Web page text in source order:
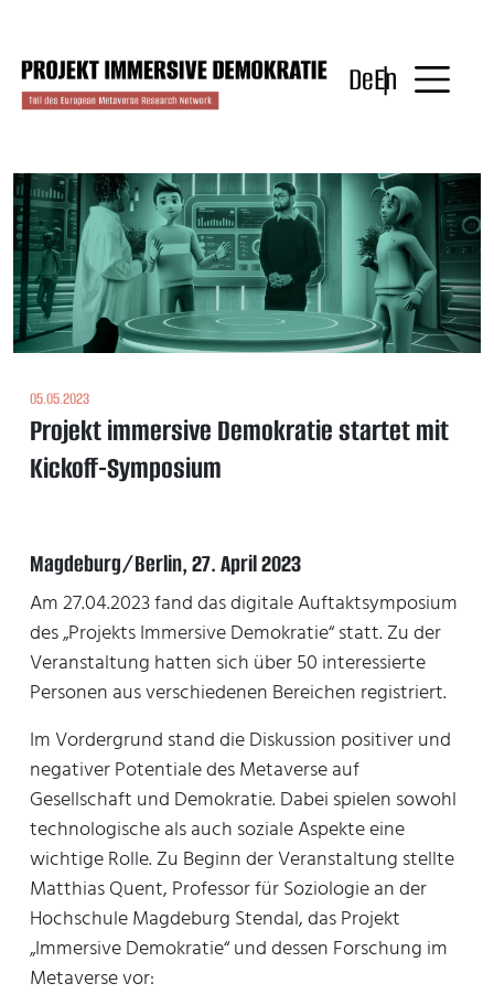
content
DeEn
05.05.2023
Projekt immersive Demokratie startet mit
Kickoff-Symposium
Magdeburg/Berlin, 27. April 2023
Am 27.04.2023 fand das digitale Auftaktsymposium
des „Projekts Immersive Demokratie“ statt. Zu der
Veranstaltung hatten sich über 50 interessierte
Personen aus verschiedenen Bereichen registriert.
Im Vordergrund stand die Diskussion positiver und
negativer Potentiale des Metaverse auf
Gesellschaft und Demokratie. Dabei spielen sowohl
technologische als auch soziale Aspekte eine
wichtige Rolle. Zu Beginn der Veranstaltung stellte
Matthias Quent, Professor für Soziologie an der
Hochschule Magdeburg Stendal, das Projekt
„Immersive Demokratie“ und dessen Forschung im
Metaverse vor: